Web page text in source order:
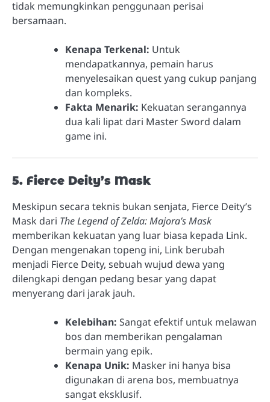
tidak memungkinkan penggunaan perisai
bersamaan.
Kenapa Terkenal: Untuk
mendapatkannya, pemain harus
menyelesaikan quest yang cukup panjang
dan kompleks.
Fakta Menarik: Kekuatan serangannya
dua kali lipat dari Master Sword dalam
game ini.
5. Fierce Deity’s Mask
Meskipun secara teknis bukan senjata, Fierce Deity’s
Mask dari The Legend of Zelda: Majora’s Mask
memberikan kekuatan yang luar biasa kepada Link.
Dengan mengenakan topeng ini, Link berubah
menjadi Fierce Deity, sebuah wujud dewa yang
dilengkapi dengan pedang besar yang dapat
menyerang dari jarak jauh.
Kelebihan: Sangat efektif untuk melawan
bos dan memberikan pengalaman
bermain yang epik.
Kenapa Unik: Masker ini hanya bisa
digunakan di arena bos, membuatnya
sangat eksklusif.